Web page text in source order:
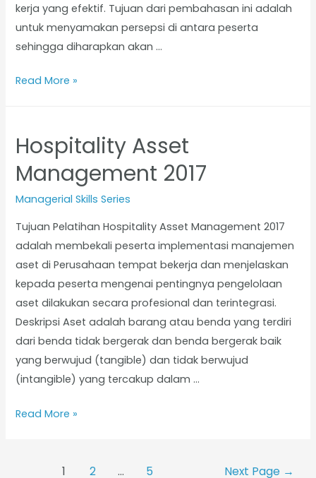
kerja yang efektif. Tujuan dari pembahasan ini adalah
untuk menyamakan persepsi di antara peserta
sehingga diharapkan akan …
Read More »
Hospitality Asset
Management 2017
Managerial Skills Series
Tujuan Pelatihan Hospitality Asset Management 2017
adalah membekali peserta implementasi manajemen
aset di Perusahaan tempat bekerja dan menjelaskan
kepada peserta mengenai pentingnya pengelolaan
aset dilakukan secara profesional dan terintegrasi.
Deskripsi Aset adalah barang atau benda yang terdiri
dari benda tidak bergerak dan benda bergerak baik
yang berwujud (tangible) dan tidak berwujud
(intangible) yang tercakup dalam …
Read More »
1 2 … 5 Next Page →